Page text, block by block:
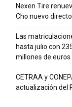
Nexen Tire
Cho nuevo
Las
hasta julio con
millones de euros
CETRAA y
actualización del